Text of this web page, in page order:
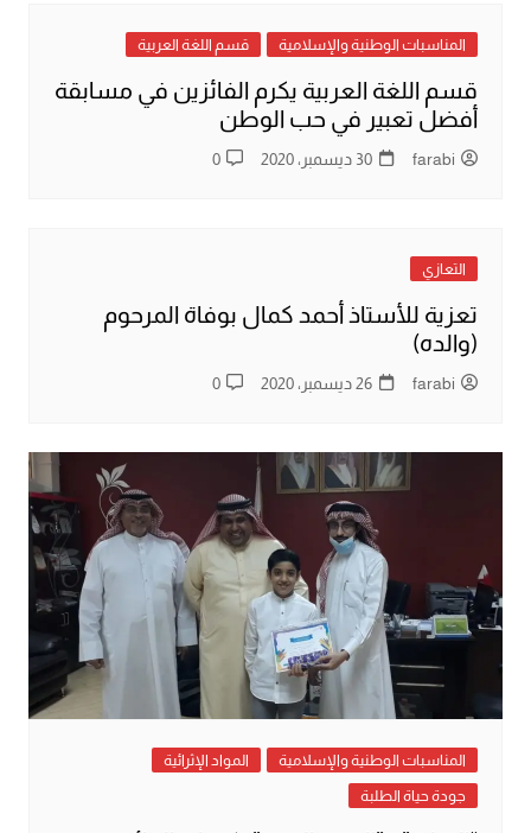
المناسبات الوطنية والإسلامية قسم اللغة العربية
قسم اللغة العربية يكرم الفائزين في مسابقة
أفضل تعبير في حب الوطن
farabi 30 ديسمبر، 2020 0
التعازي
تعزية للأستاذ أحمد كمال بوفاة المرحوم
(والده)
farabi 26 ديسمبر، 2020 0
المناسبات الوطنية والإسلامية
المواد الإثرائية
جودة حياة الطلبة